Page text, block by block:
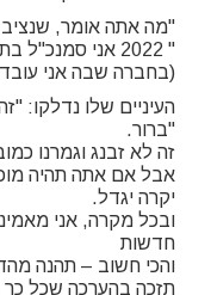
"מה אתה אומר,
" 2022 אני סמנכ"ל בתחום ה…."
(בחברה שבה אני
העיניים שלו נדלקו:
"ברור.
זה לא זבנג וגמרנו
אבל אם אתה תהיה
יקרה יגדל.
ובכל מקרה, אני
חדשות
והכי חשוב – תהנה
תזכה בהערכה שכל